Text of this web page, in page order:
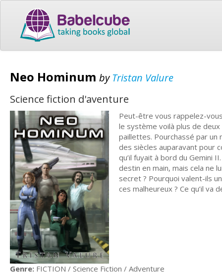
Neo Hominum by Tristan Valure
Science fiction d'aventure
Peut-être vous rappelez-
le système voilà plus de
paillettes. Pourchassé par
des siècles auparavant pour
qu’il fuyait à bord du Gemini
destin en main, mais cela ne
secret ? Pourquoi valent-ils
ces malheureux ? Ce qu’il
Genre: FICTION / Science Fiction / Adventure